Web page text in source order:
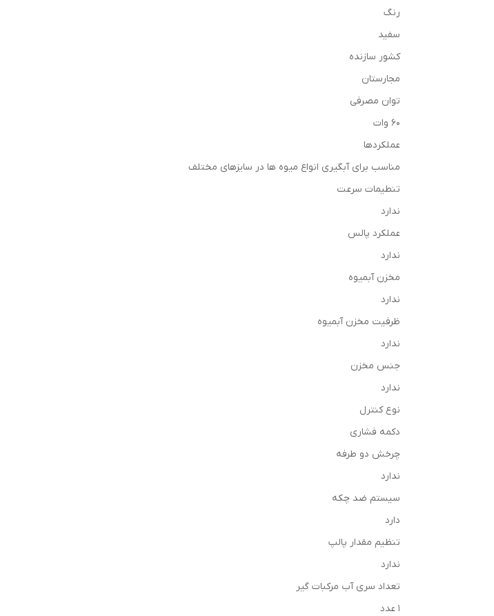
رنگ
سفید
کشور سازنده
مجارستان
توان مصرفی
60 وات
عملکردها
مناسب برای آبگیری انواع میوه ها در سایزهای مختلف
تنطیمات سرعت
ندارد
عملکرد پالس
ندارد
مخزن آبمیوه
ندارد
ظرفیت مخزن آبمیوه
ندارد
جنس مخزن
ندارد
نوع کنترل
دکمه فشاری
چرخش دو طرفه
ندارد
سیستم ضد چکه
دارد
تنظیم مقدار پالپ
ندارد
تعداد سری آب مرکبات گیر
1 عدد